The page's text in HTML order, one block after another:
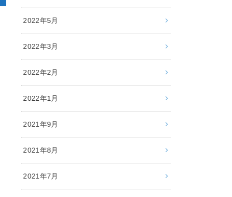
2022年5月
2022年3月
2022年2月
2022年1月
2021年9月
2021年8月
2021年7月